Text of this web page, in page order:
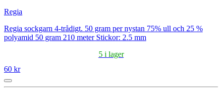
Regia
Regia sockgarn 4-trådigt. 50 gram per nystan 75% ull och 25 %
polyamid 50 gram 210 meter Stickor: 2.5 mm
5 i lager
60 kr